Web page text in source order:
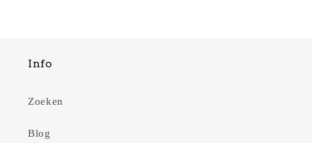
Info
Zoeken
Blog